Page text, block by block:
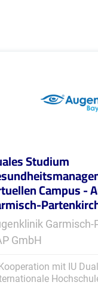
Studium
Campus -
Garmisch-
GmbH
mit IU